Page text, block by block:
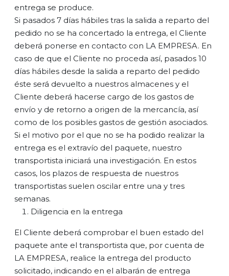
entrega se produce.
Si pasados 7 días hábiles tras la salida a reparto del
pedido no se ha concertado la entrega, el Cliente
deberá ponerse en contacto con LA EMPRESA. En
caso de que el Cliente no proceda así, pasados 10
días hábiles desde la salida a reparto del pedido
éste será devuelto a nuestros almacenes y el
Cliente deberá hacerse cargo de los gastos de
envío y de retorno a origen de la mercancía, así
como de los posibles gastos de gestión asociados.
Si el motivo por el que no se ha podido realizar la
entrega es el extravío del paquete, nuestro
transportista iniciará una investigación. En estos
casos, los plazos de respuesta de nuestros
transportistas suelen oscilar entre una y tres
semanas.
Diligencia en la entrega
El Cliente deberá comprobar el buen estado del
paquete ante el transportista que, por cuenta de
LA EMPRESA, realice la entrega del producto
solicitado, indicando en el albarán de entrega